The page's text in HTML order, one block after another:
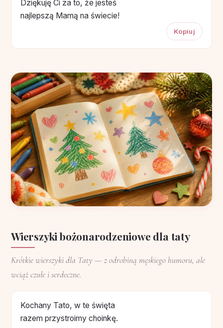
Dziękuję Ci za to, że jesteś
najlepszą Mamą na świecie!
Kopiuj
Wierszyki bożonarodzeniowe dla taty
Krótkie wierszyki dla Taty — z odrobiną męskiego humoru, ale
wciąż czułe i serdeczne.
Kochany Tato, w te święta
razem przystroimy choinkę.